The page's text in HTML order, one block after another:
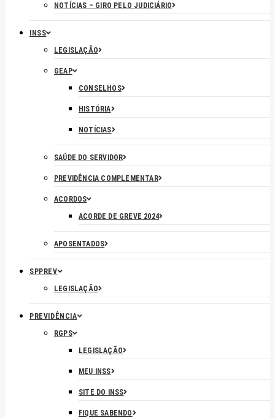
NOTÍCIAS – GIRO PELO JUDICIÁRIO
INSS
LEGISLAÇÃO
GEAP
CONSELHOS
HISTÓRIA
NOTÍCIAS
SAÚDE DO SERVIDOR
PREVIDÊNCIA COMPLEMENTAR
ACORDOS
ACORDE DE GREVE 2024
APOSENTADOS
SPPREV
LEGISLAÇÃO
PREVIDÊNCIA
RGPS
LEGISLAÇÃO
MEU INSS
SITE DO INSS
FIQUE SABENDO